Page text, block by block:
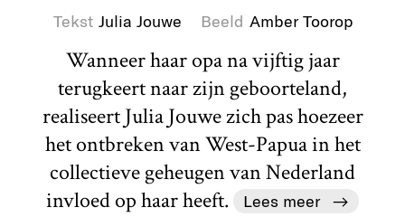
Tekst Julia Jouwe Beeld Amber Toorop
Wanneer haar opa na vijftig jaar
terugkeert naar zijn geboorteland,
realiseert Julia Jouwe zich pas hoezeer
het ontbreken van West-Papua in het
collectieve geheugen van Nederland
invloed op haar heeft.
Lees meer